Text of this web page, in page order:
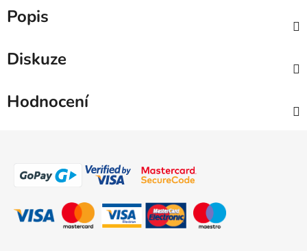
Popis
Diskuze
Hodnocení